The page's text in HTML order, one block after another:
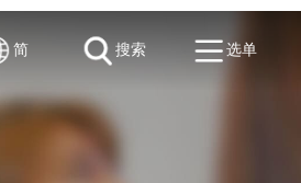
简 搜索 选单